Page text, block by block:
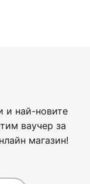
и най-новите
ваучер за
магазин!